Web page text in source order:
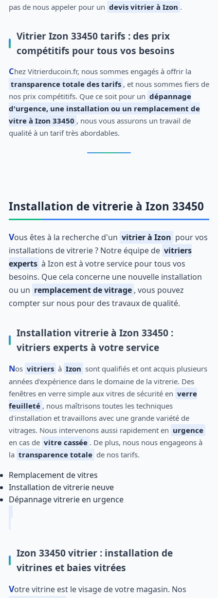
pas de nous appeler pour un devis vitrier à Izon .
Vitrier Izon 33450 tarifs : des prix
compétitifs pour tous vos besoins
Chez Vitrierducoin.fr, nous sommes engagés à offrir la
transparence totale des tarifs , et nous sommes fiers de
nos prix compétitifs. Que ce soit pour un dépannage
d'urgence, une installation ou un remplacement de
vitre à Izon 33450 , nous vous assurons un travail de
qualité à un tarif très abordables.
Installation de vitrerie à Izon 33450
Vous êtes à la recherche d'un vitrier à Izon pour vos
installations de vitrerie ? Notre équipe de vitriers
experts à Izon est à votre service pour tous vos
besoins. Que cela concerne une nouvelle installation
ou un remplacement de vitrage , vous pouvez
compter sur nous pour des travaux de qualité.
Installation vitrerie à Izon 33450 :
vitriers experts à votre service
Nos vitriers à Izon sont qualifiés et ont acquis plusieurs
années d'expérience dans le domaine de la vitrerie. Des
fenêtres en verre simple aux vitres de sécurité en verre
feuilleté , nous maîtrisons toutes les techniques
d'installation et travaillons avec une grande variété de
vitrages. Nous intervenons aussi rapidement en urgence
en cas de vitre cassée . De plus, nous nous engageons à
la transparence totale de nos tarifs.
Remplacement de vitres
Installation de vitrerie neuve
Dépannage vitrerie en urgence
Izon 33450 vitrier : installation de
vitrines et baies vitrées
Votre vitrine est le visage de votre magasin. Nos